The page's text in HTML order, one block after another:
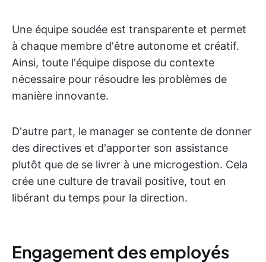
Une équipe soudée est transparente et permet
à chaque membre d'être autonome et créatif.
Ainsi, toute l'équipe dispose du contexte
nécessaire pour résoudre les problèmes de
manière innovante.
D'autre part, le manager se contente de donner
des directives et d'apporter son assistance
plutôt que de se livrer à une microgestion. Cela
crée une culture de travail positive, tout en
libérant du temps pour la direction.
Engagement des employés